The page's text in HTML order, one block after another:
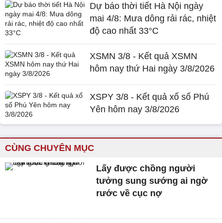
Dự báo thời tiết Hà Nội ngày
mai 4/8: Mưa dông rải rác, nhiệt
độ cao nhất 33°C
XSMN 3/8 - Kết quả XSMN
hôm nay thứ Hai ngày 3/8/2026
XSPY 3/8 - Kết quả xổ số Phú
Yên hôm nay 3/8/2026
CÙNG CHUYÊN MỤC
Lấy được chồng người
tưởng sung sướng ai ngờ
rước về cục nợ